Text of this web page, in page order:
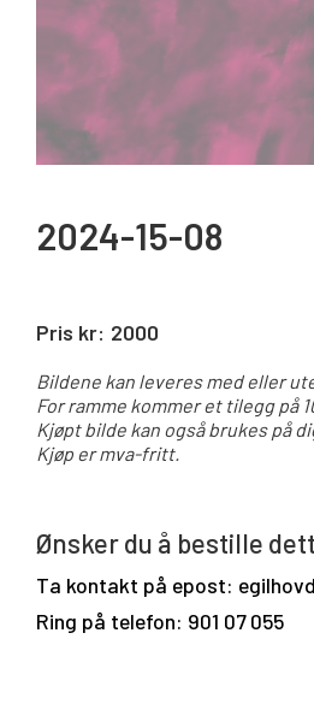
2024-15-08
Pris kr: 2000
Bildene kan leveres med eller
For ramme kommer et tilegg på
Kjøpt bilde kan også brukes på
Kjøp er mva-fritt.
Ønsker du å bestille
Ta kontakt på epost:
Ring på telefon: 901 07 055